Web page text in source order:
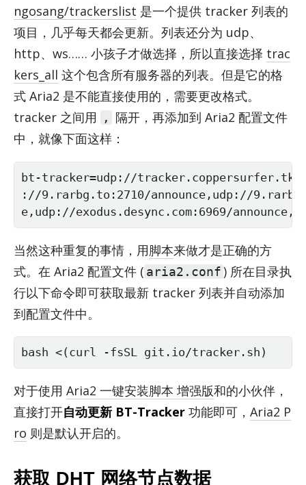
ngosang/trackerslist 是一个提供 tracker 列表的
项目，几乎每天都会更新。列表还分为 udp、
http、ws…… 小孩子才做选择，所以直接选择 trac
kers_all 这个包含所有服务器的列表。但是它的格
式 Aria2 是不能直接使用的，需要更改格式。
tracker 之间用
,
隔开，再添加到 Aria2 配置文件
中，就像下面这样：
bt-tracker=udp://
://9.rarbg.to:2710/announce,udp://
e,udp://exodus.desync.com:6969/
当然这种重复的事情，用脚本来做才是正确的方
式。在 Aria2 配置文件 ( aria2.conf) 所在目录执
行以下命令即可获取最新 tracker 列表并自动添加
到配置文件中。
bash <(curl -fsSL git.io/tracker.sh)
对于使用 Aria2 一键安装脚本 增强版和的小伙伴，
直接打开自动更新 BT-Tracker 功能即可， Aria2 P
ro 则是默认开启的。
获取 DHT 网络节点数据